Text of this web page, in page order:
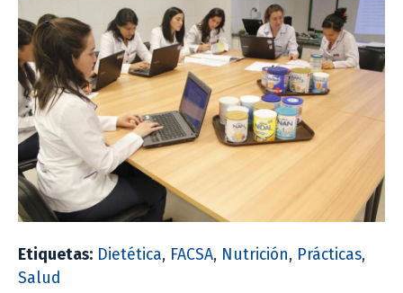
Etiquetas: Dietética, FACSA, Nutrición, Prácticas,
Salud